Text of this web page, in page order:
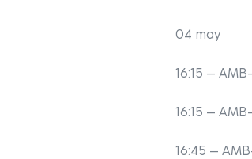
04 may
16:15 –
16:15 –
16:45 –